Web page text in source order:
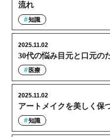
流れ
知識
30代の悩み目元と口元の
2025.11.02
医療
アートメイクを美しく保
2025.11.02
知識